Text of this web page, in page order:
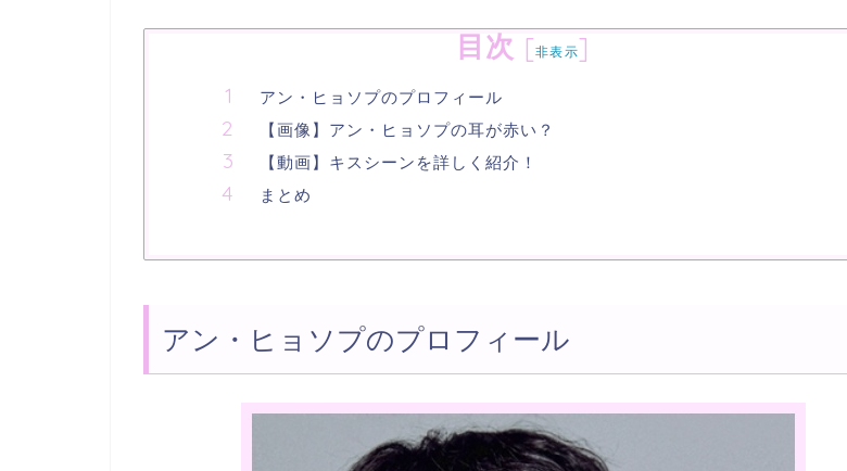
目次 [非表示]
アン・ヒョソプのプロフィール
【画像】アン・ヒョソプの耳が赤い？
【動画】キスシーンを詳しく紹介！
まとめ
アン・ヒョソプのプロフィール